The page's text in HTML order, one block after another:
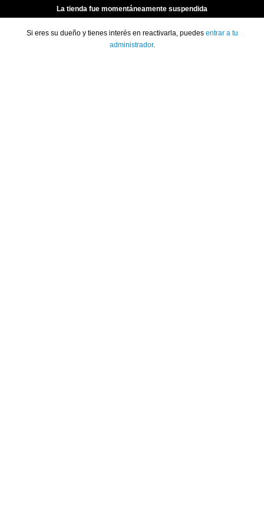
La tienda fue momentáneamente suspendida
Si eres su dueño y tienes interés en reactivarla, puedes entrar a tu
administrador.